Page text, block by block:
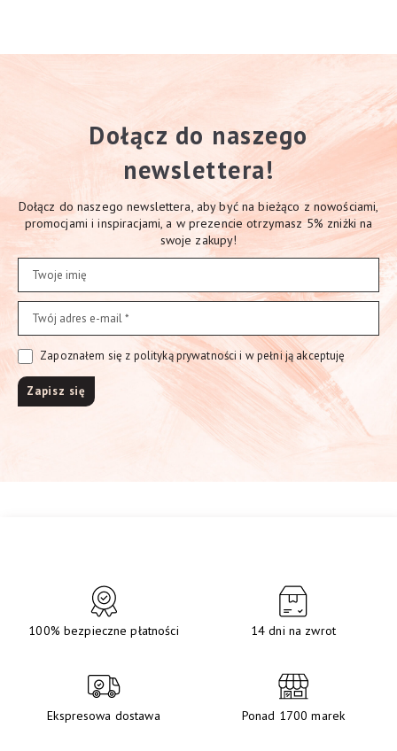
Dołącz do naszego
newslettera!
Dołącz do naszego newslettera, aby być na bieżąco z nowościami,
promocjami i inspiracjami, a w prezencie otrzymasz 5% zniżki na
swoje zakupy!
Zapoznałem się z polityką prywatności i w pełni ją akceptuję
100% bezpieczne płatności 14 dni na zwrot
Ekspresowa dostawa Ponad 1700 marek